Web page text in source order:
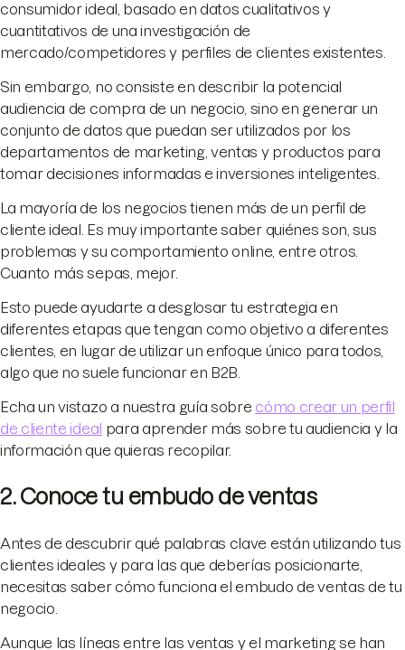
consumidor ideal, basado en datos cualitativos y
cuantitativos de una investigación de
mercado/competidores y perfiles de clientes existentes.
Sin embargo, no consiste en describir la potencial
audiencia de compra de un negocio, sino en generar un
conjunto de datos que puedan ser utilizados por los
departamentos de marketing, ventas y productos para
tomar decisiones informadas e inversiones inteligentes.
La mayoría de los negocios tienen más de un perfil de
cliente ideal. Es muy importante saber quiénes son, sus
problemas y su comportamiento online, entre otros.
Cuanto más sepas, mejor.
Esto puede ayudarte a desglosar tu estrategia en
diferentes etapas que tengan como objetivo a diferentes
clientes, en lugar de utilizar un enfoque único para todos,
algo que no suele funcionar en B2B.
Echa un vistazo a nuestra guía sobre cómo crear un perfil
de cliente ideal para aprender más sobre tu audiencia y la
información que quieras recopilar.
2. Conoce tu embudo de ventas
Antes de descubrir qué palabras clave están utilizando tus
clientes ideales y para las que deberías posicionarte,
necesitas saber cómo funciona el embudo de ventas de tu
negocio.
Aunque las líneas entre las ventas y el marketing se han